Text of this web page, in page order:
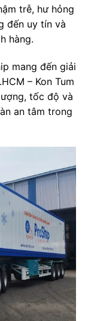
trễ, hư hỏng
đến uy tín và
hàng.
mang đến giải
– Kon Tum
tốc độ và
an tâm trong